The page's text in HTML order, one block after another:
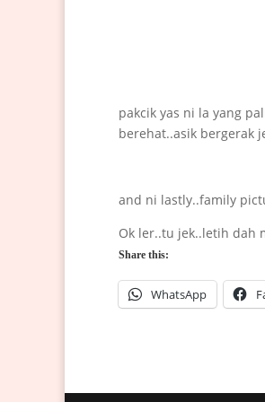
pakcik yas ni la yang
berehat..asik bergerak
and ni lastly..family
Ok ler..tu jek..letih dah
Share this:
WhatsApp